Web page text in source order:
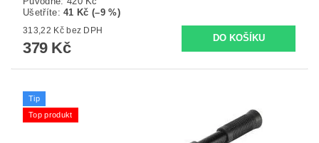
Ušetříte:41 Kč (–9 %)
313,22 Kč bez DPH
379 Kč
Tip
Top produkt